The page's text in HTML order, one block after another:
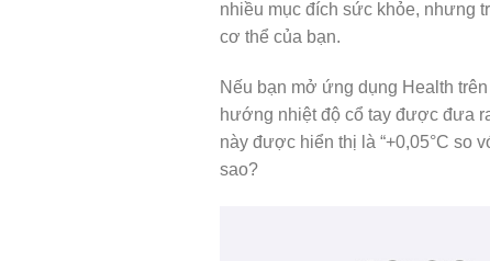
nhiều mục đích sức khỏe, nhưng
cơ thể của bạn.
Nếu bạn mở ứng dụng Health
hướng nhiệt độ cổ tay được đưa
này được hiển thị là “+0,05°C so
sao?